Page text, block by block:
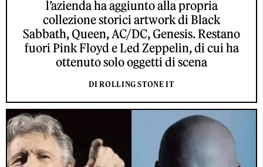
l’azienda ha aggiunto alla propria
collezione storici artwork di Black
Sabbath, Queen, AC/DC, Genesis. Restano
fuori Pink Floyd e Led Zeppelin, di cui ha
ottenuto solo oggetti di scena
DI ROLLING STONE IT